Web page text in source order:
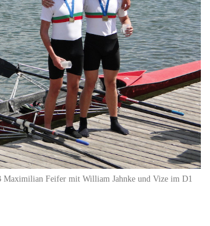
Maximilian Feifer mit William Jahnke und Vize im D1